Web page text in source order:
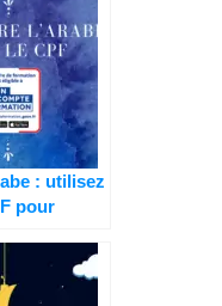
: utilisez
pour